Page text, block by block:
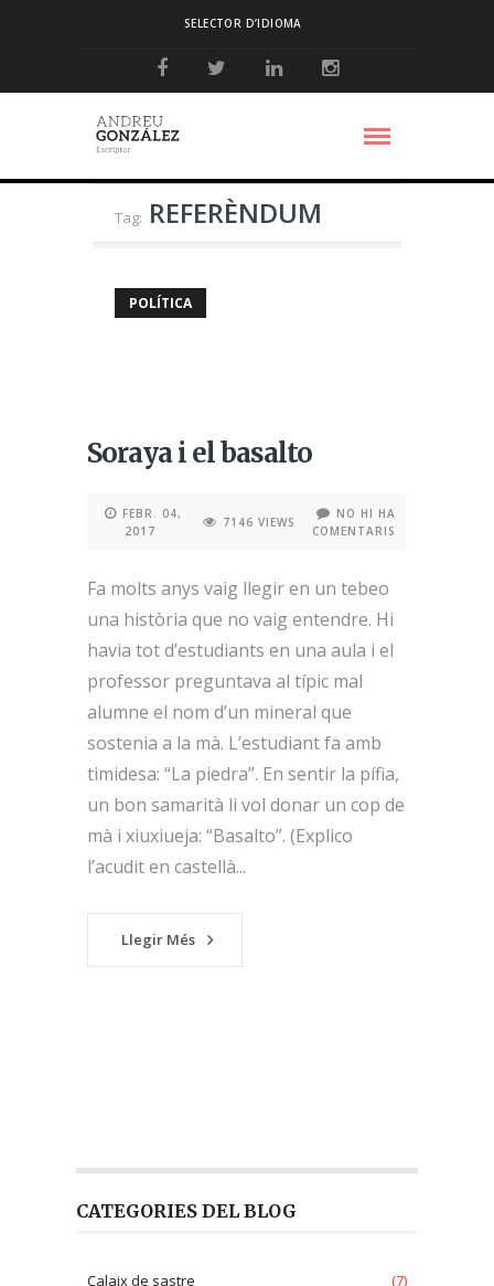
SELECTOR D’IDIOMA
Tag: REFERÈNDUM
POLÍTICA
Soraya i el basalto
FEBR. 04,
2017
7146 VIEWS
NO HI HA
COMENTARIS
Fa molts anys vaig llegir en un tebeo
una història que no vaig entendre. Hi
havia tot d’estudiants en una aula i el
professor preguntava al típic mal
alumne el nom d’un mineral que
sostenia a la mà. L’estudiant fa amb
timidesa: “La piedra”. En sentir la pífia,
un bon samarità li vol donar un cop de
mà i xiuxiueja: “Basalto”. (Explico
l’acudit en castellà...
Llegir Més
CATEGORIES DEL BLOG
Calaix de sastre (7)